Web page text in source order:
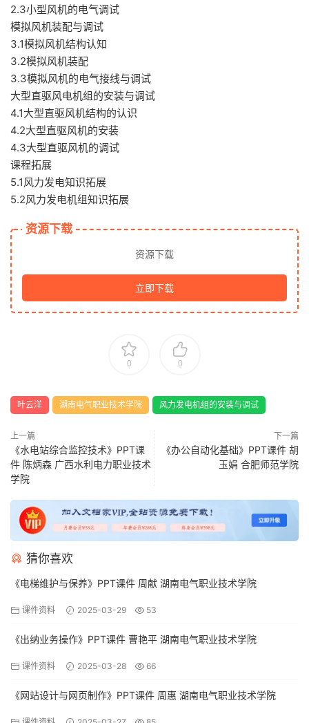
2.3小型风机的电气调试
模拟风机装配与调试
3.1模拟风机结构认知
3.2模拟风机装配
3.3模拟风机的电气接线与调试
大型直驱风电机组的安装与调试
4.1大型直驱风机结构的认识
4.2大型直驱风机的安装
4.3大型直驱风机的调试
课程拓展
5.1风力发电知识拓展
5.2风力发电机组知识拓展
资源下载
资源下载
立即下载
0 0
叶云洋 湖南电气职业技术学院 风力发电机组的安装与调试
上一篇
《水电站综合监控技术》PPT课
件 陈炳森 广西水利电力职业技术
学院
下一篇
《办公自动化基础》PPT课件 胡
玉娟 合肥师范学院
猜你喜欢
《电梯维护与保养》PPT课件 周献 湖南电气职业技术学院
课件资料 2025-03-29 53
《出纳业务操作》PPT课件 曹艳平 湖南电气职业技术学院
课件资料 2025-03-28 66
《网站设计与网页制作》PPT课件 周惠 湖南电气职业技术学院